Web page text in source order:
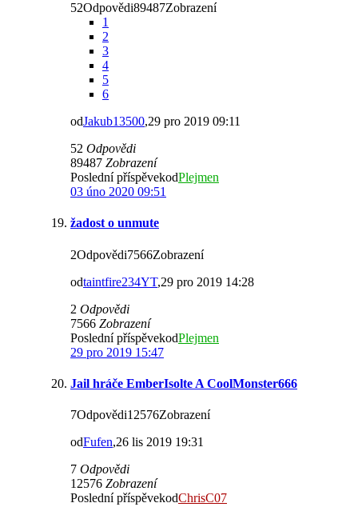
52Odpovědi89487Zobrazení
1
2
3
4
5
6
odJakub13500,29 pro 2019 09:11
52 Odpovědi
89487 Zobrazení
Poslední příspěvekodPlejmen
03 úno 2020 09:51
žadost o unmute
2Odpovědi7566Zobrazení
odtaintfire234YT,29 pro 2019 14:28
2 Odpovědi
7566 Zobrazení
Poslední příspěvekodPlejmen
29 pro 2019 15:47
Jail hráče EmberIsolte A CoolMonster666
7Odpovědi12576Zobrazení
odFufen,26 lis 2019 19:31
7 Odpovědi
12576 Zobrazení
Poslední příspěvekodChrisC07